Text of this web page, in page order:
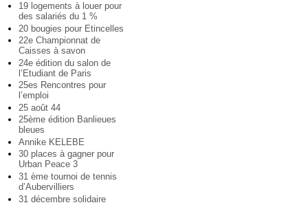
19 logements à louer pour
des salariés du 1 %
20 bougies pour Etincelles
22e Championnat de
Caisses à savon
24e édition du salon de
l’Etudiant de Paris
25es Rencontres pour
l’emploi
25 août 44
25ème édition Banlieues
bleues
Annike KELEBE
30 places à gagner pour
Urban Peace 3
31 ème tournoi de tennis
d’Aubervilliers
31 décembre solidaire